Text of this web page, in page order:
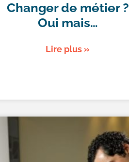
Changer de métier ?
Oui mais…
Lire plus »